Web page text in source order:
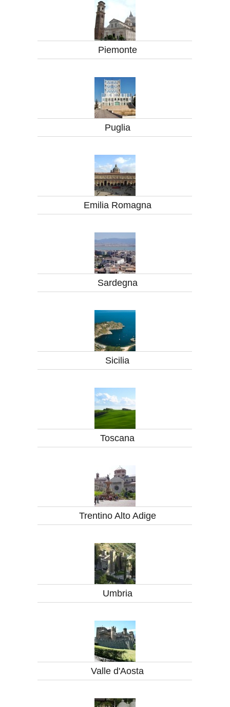
Piemonte
Puglia
Emilia Romagna
Sardegna
Sicilia
Toscana
Trentino Alto Adige
Umbria
Valle d'Aosta